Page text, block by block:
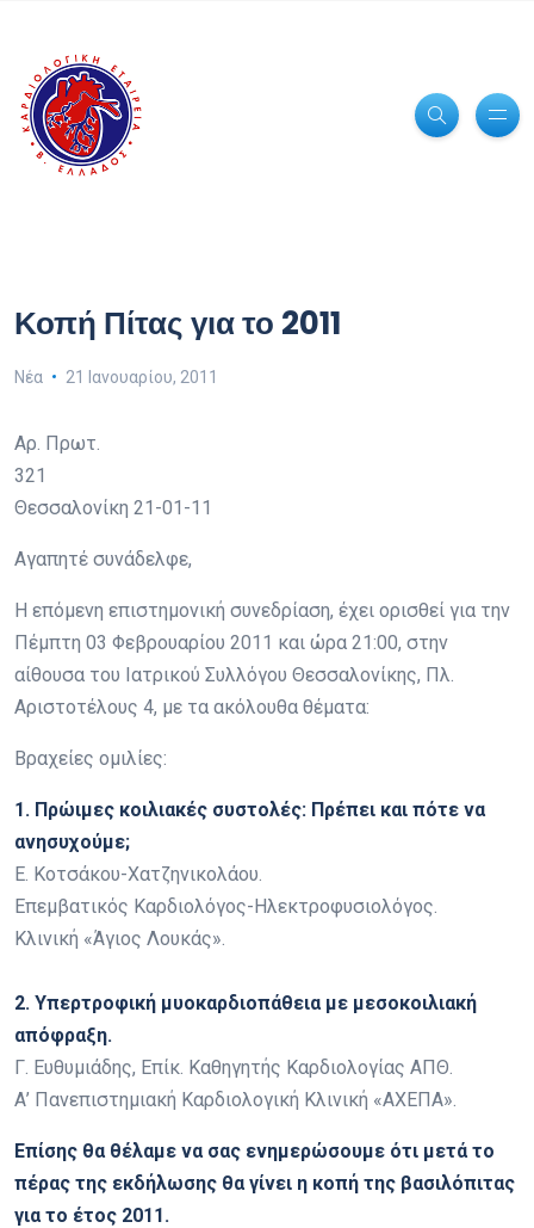
Κοπή Πίτας για το 2011
Νέα 21 Ιανουαρίου, 2011
Αρ. Πρωτ.
321
Θεσσαλονίκη 21-01-11
Αγαπητέ συνάδελφε,
Η επόμενη επιστημονική συνεδρίαση, έχει ορισθεί για την
Πέμπτη 03 Φεβρουαρίου 2011 και ώρα 21:00, στην
αίθουσα του Ιατρικού Συλλόγου Θεσσαλονίκης, Πλ.
Αριστοτέλους 4, με τα ακόλουθα θέματα:
Βραχείες ομιλίες:
1. Πρώιμες κοιλιακές συστολές: Πρέπει και πότε να
ανησυχούμε;
Ε. Κοτσάκου-Χατζηνικολάου.
Επεμβατικός Καρδιολόγος-Ηλεκτροφυσιολόγος.
Κλινική «Άγιος Λουκάς».
2. Υπερτροφική μυοκαρδιοπάθεια με μεσοκοιλιακή
απόφραξη.
Γ. Ευθυμιάδης, Επίκ. Καθηγητής Καρδιολογίας ΑΠΘ.
Α’ Πανεπιστημιακή Καρδιολογική Κλινική «ΑΧΕΠΑ».
Επίσης θα θέλαμε να σας ενημερώσουμε ότι μετά το
πέρας της εκδήλωσης θα γίνει η κοπή της βασιλόπιτας
για το έτος 2011.